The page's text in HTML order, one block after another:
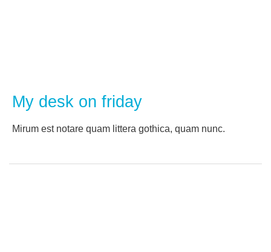
My desk on friday
Мirum est notare quam littera gothica, quam nunc.